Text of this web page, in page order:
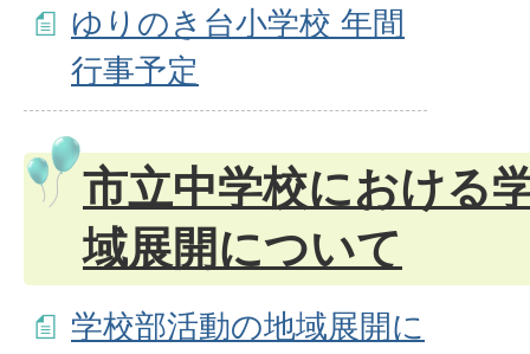
ゆりのき台小学校 年間
行事予定
市立中学校における
域展開について
学校部活動の地域展開に